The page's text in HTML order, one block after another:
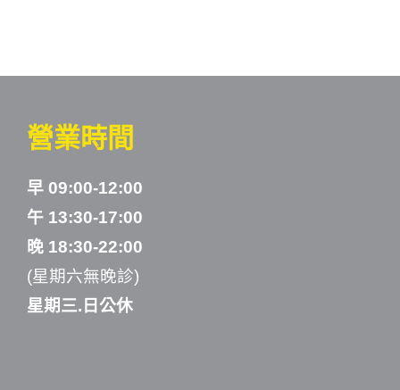
營業時間
早 09:00-12:00
午 13:30-17:00
晚 18:30-22:00
(星期六無晚診)
星期三.日公休